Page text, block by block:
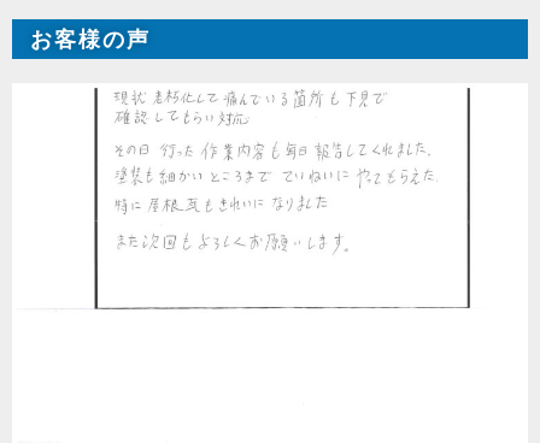
お客様の声